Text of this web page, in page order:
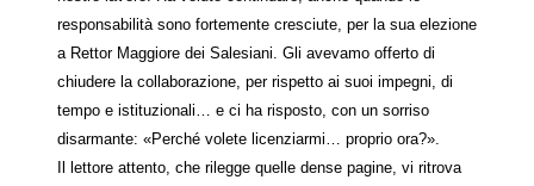
responsabilità sono fortemente cresciute, per la sua elezione
a Rettor Maggiore dei Salesiani. Gli avevamo offerto di
chiudere la collaborazione, per rispetto ai suoi impegni, di
tempo e istituzionali… e ci ha risposto, con un sorriso
disarmante: «Perché volete licenziarmi… proprio ora?».
Il lettore attento, che rilegge quelle dense pagine, vi ritrova